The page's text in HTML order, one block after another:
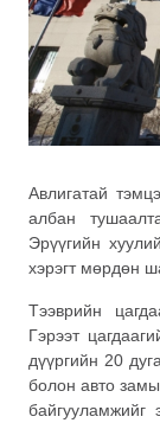
Авлигатай
албан
Эрүүгийн
хэрэгт мөрдөн
Тээврийн
Гэрээт
дүүргийн 20
болон авто
байгууламжийг